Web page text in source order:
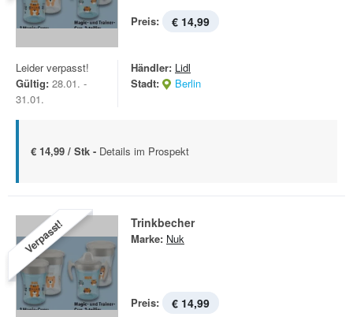
Preis: € 14,99
Leider verpasst!
Gültig: 28.01. -
31.01.
Händler: Lidl
Stadt:
Berlin
€ 14,99 / Stk - Details im Prospekt
Verpasst! Trinkbecher
Marke: Nuk
Preis: € 14,99